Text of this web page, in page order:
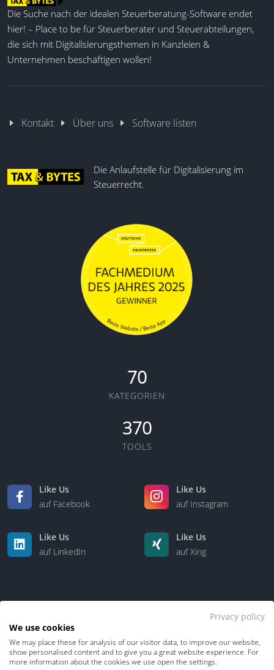
Die Suche nach der idealen Steuerberatung-Software endet
hier! – Place to be für Steuerberater und Steuerabteilungen,
die sich mit Digitalisierungsthemen in Kanzleien &
Unternehmen beschäftigen wollen!
Kontakt Über uns Software listen
Die Anlaufstelle für Digitalisierung im
Steuerrecht.
70
KATEGORIEN
370
TOOLS
Like Us
auf Facebook
Like Us
auf Instagram
Like Us
auf LinkedIn
Like Us
auf Xing
Kontakt Über uns
Privacy policy
We use cookies
We may place these for analysis of our visitor data, to improve our website,
show personalised content and to give you a great website experience. For
more information about the cookies we use open the settings.